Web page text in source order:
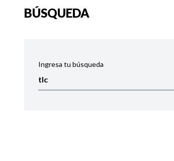
BÚSQUEDA
Ingresa tu búsqueda